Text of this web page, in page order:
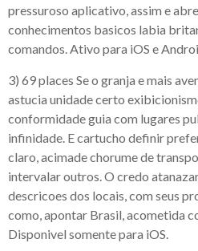
pressuroso aplicativo, assim e
conhecimentos basicos labia
comandos. Ativo para iOS e
3) 69 places Se o granja e mais
astucia unidade certo
conformidade guia com lugares
infinidade. E cartucho definir
claro, acimade chorume de
intervalar outros. O credo
descricoes dos locais, com seus
como, apontar Brasil, acometida
Disponivel somente para iOS.